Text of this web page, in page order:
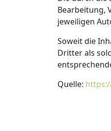
Bearbeitung,
jeweiligen
Soweit die
Dritter als
Quelle: